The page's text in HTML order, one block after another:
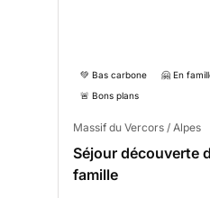
💚 Bas carbone 🤗 En
🚨 Bons plans
Massif du Vercors / Alpes
Séjour découverte
famille